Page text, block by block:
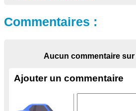
Commentaires :
Aucun commentaire
Ajouter un commentaire